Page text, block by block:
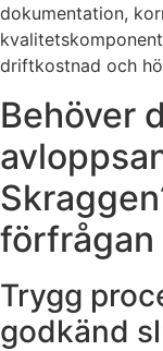
dokumentation,
driftkostnad och
Behöver
förfrågan
Trygg
godkänd